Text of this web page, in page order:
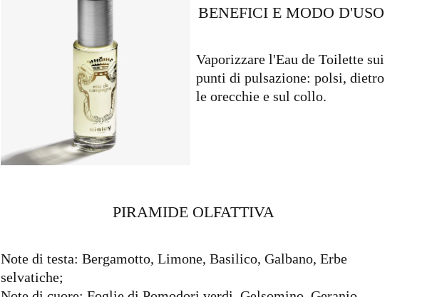
BENEFICI E MODO D'USO​
Vaporizzare l'Eau de Toilette sui
punti di pulsazione: polsi, dietro
le orecchie e sul collo.
PIRAMIDE OLFATTIVA
Note di testa: Bergamotto, Limone, Basilico, Galbano, Erbe
selvatiche;